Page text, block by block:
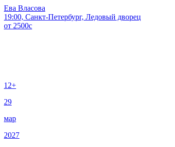
Ева Власова
19:00, Санкт-Петербург, Ледовый дворец
от 2500c
12+
29
мар
2027